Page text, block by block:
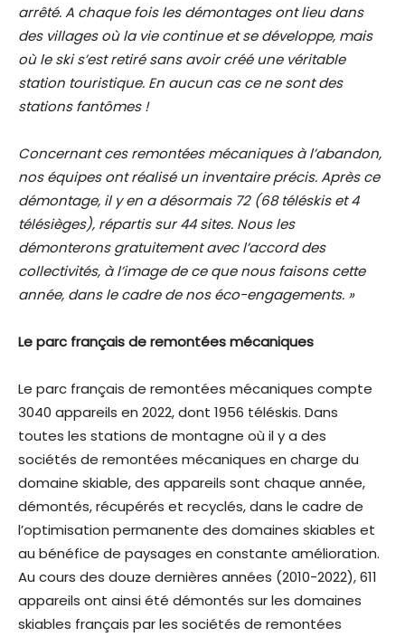
arrêté. A chaque fois les démontages ont lieu dans
des villages où la vie continue et se développe, mais
où le ski s’est retiré sans avoir créé une véritable
station touristique. En aucun cas ce ne sont des
stations fantômes !
Concernant ces remontées mécaniques à l’abandon,
nos équipes ont réalisé un inventaire précis. Après ce
démontage, il y en a désormais 72 (68 téléskis et 4
télésièges), répartis sur 44 sites. Nous les
démonterons gratuitement avec l’accord des
collectivités, à l’image de ce que nous faisons cette
année, dans le cadre de nos éco-engagements. »
Le parc français de remontées mécaniques
Le parc français de remontées mécaniques compte
3040 appareils en 2022, dont 1956 téléskis. Dans
toutes les stations de montagne où il y a des
sociétés de remontées mécaniques en charge du
domaine skiable, des appareils sont chaque année,
démontés, récupérés et recyclés, dans le cadre de
l’optimisation permanente des domaines skiables et
au bénéfice de paysages en constante amélioration.
Au cours des douze dernières années (2010-2022), 611
appareils ont ainsi été démontés sur les domaines
skiables français par les sociétés de remontées